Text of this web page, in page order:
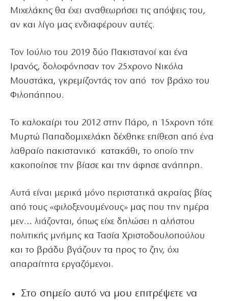
Μιχελάκης θα έχει αναθεωρήσει τις απόψεις του,
αν και λίγο μας ενδιαφέρουν αυτές.
Τον Ιούλιο του 2019 δύο Πακιστανοί και ένα
Ιρανός, δολοφόνησαν τον 25χρονο Νικόλα
Μουστάκα, γκρεμίζοντάς τον από τον βράχο του
Φιλοπάππου.
Το καλοκαίρι του 2012 στην Πάρο, η 15χρονη τότε
Μυρτώ Παπαδομιχελάκη δέχθηκε επίθεση από ένα
λαθραίο πακιστανικό κατακάθι, το οποίο την
κακοποίησε την βίασε και την άφησε ανάπηρη.
Αυτά είναι μερικά μόνο περιστατικά ακραίας βίας
από τους «φιλοξενουμένους» μας που την ημέρα
μεν… λιάζονται, όπως είχε δηλώσει η αλήστου
πολιτικής μνήμης κα Τασία Χριστοδουλοπούλου
και το βράδυ βγάζουν τα προς το ζην, όχι
απαραίτητα εργαζόμενοι.
Στο σημείο αυτό να μου επιτρέψετε να